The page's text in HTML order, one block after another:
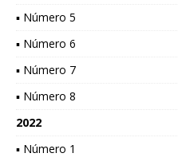
▪ Número 5
▪ Número 6
▪ Número 7
▪ Número 8
2022
▪ Número 1